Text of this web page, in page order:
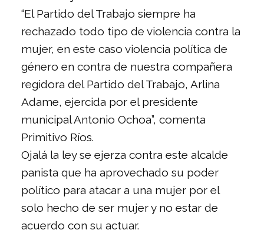
“El Partido del Trabajo siempre ha
rechazado todo tipo de violencia contra la
mujer, en este caso violencia política de
género en contra de nuestra compañera
regidora del Partido del Trabajo, Arlina
Adame, ejercida por el presidente
municipal Antonio Ochoa”, comenta
Primitivo Ríos.
Ojalá la ley se ejerza contra este alcalde
panista que ha aprovechado su poder
político para atacar a una mujer por el
solo hecho de ser mujer y no estar de
acuerdo con su actuar.